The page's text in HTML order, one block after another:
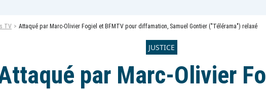
TV Attaqué par Marc-Olivier Fogiel et BFMTV pour diffamation, Samuel Gontier ("Télérama") relaxé
JUSTICE
par Marc-Olivier